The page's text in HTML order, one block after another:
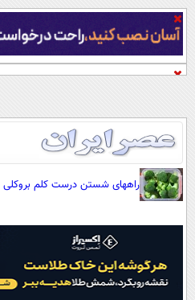
صفحه اول
نظرسنجی
آب و هوا
راههای شستن درست کلم بروکلی